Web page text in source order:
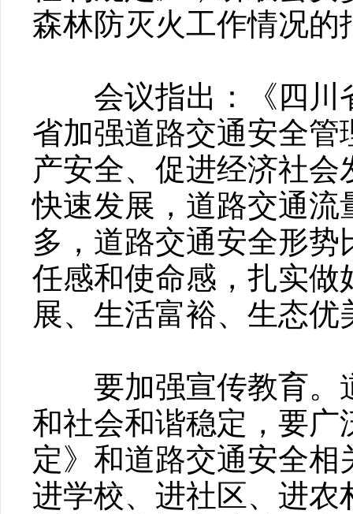
森林防灭火工作情况
会议指出：《四川
省加强道路交通安全
产安全、促进经济社
快速发展，道路交通
多，道路交通安全形
任感和使命感，扎实
展、生活富裕、生态
要加强宣传教育。
和社会和谐稳定，要
定》和道路交通安全
进学校、进社区、进农